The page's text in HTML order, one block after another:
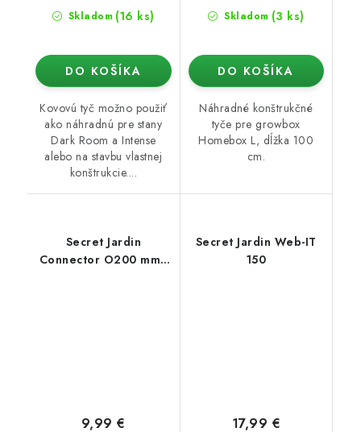
Skladom (16 ks)
DO KOŠÍKA
Kovovú tyč možno použiť
ako náhradnú pre stany
Dark Room a Intense
alebo na stavbu vlastnej
konštrukcie....
Skladom (3 ks)
DO KOŠÍKA
Náhradné konštrukčné
tyče pre growbox
Homebox L, dĺžka 100
cm.
Secret Jardin
Connector O200 mm -
9,99 €
Secret Jardin Web-IT
150
17,99 €